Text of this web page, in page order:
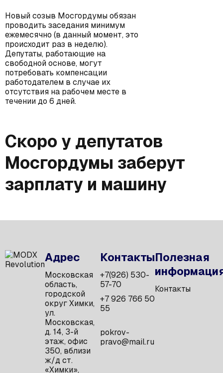
Новый созыв Мосгордумы обязан
проводить заседания минимум
ежемесячно (в данный момент, это
происходит раз в неделю).
Депутаты, работающие на
свободной основе, могут
потребовать компенсации
работодателем в случае их
отсутствия на рабочем месте в
течении до 6 дней.
Скоро у депутатов
Мосгордумы заберут
зарплату и машину
Адрес
Московская
область,
городской
округ Химки,
ул.
Московская,
д. 14, 3-й
этаж, офис
350, вблизи
ж/д ст.
«Химки»,
Контакты
+7(926) 530-
57-70
+7 926 766 50
55
pokrov-
pravo@mail.ru
Полезная
Контакты